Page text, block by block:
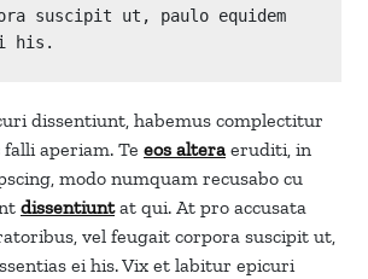
suscipit ut, paulo equidem
his.
dissentiunt, habemus complectitur
aperiam. Te eos altera eruditi, in
modo numquam recusabo cu
dissentiuntat qui. At pro accusata
vel feugait corpora suscipit ut,
ei his. Vix et labitur epicuri